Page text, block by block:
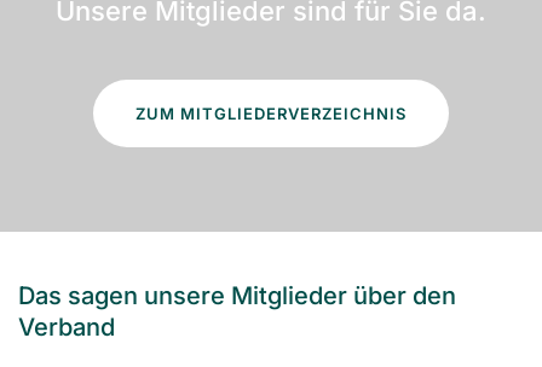
Unsere Mitglieder sind für Sie da.
ZUM MITGLIEDERVERZEICHNIS
Das sagen unsere Mitglieder über den
Verband